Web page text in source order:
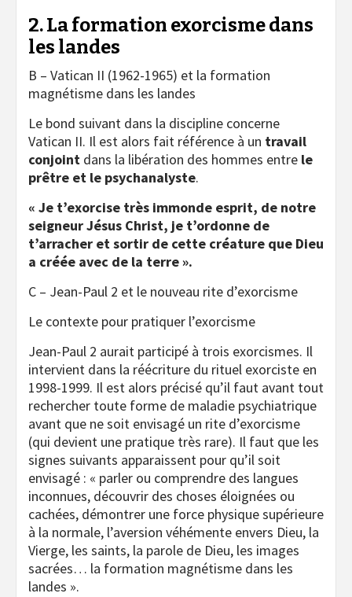
2. La formation exorcisme dans
les landes
B – Vatican II (1962-1965) et la formation
magnétisme dans les landes
Le bond suivant dans la discipline concerne
Vatican II. Il est alors fait référence à un travail
conjoint dans la libération des hommes entre le
prêtre et le psychanalyste.
« Je t’exorcise très immonde esprit, de notre
seigneur Jésus Christ, je t’ordonne de
t’arracher et sortir de cette créature que Dieu
a créée avec de la terre ».
C – Jean-Paul 2 et le nouveau rite d’exorcisme
Le contexte pour pratiquer l’exorcisme
Jean-Paul 2 aurait participé à trois exorcismes. Il
intervient dans la réécriture du rituel exorciste en
1998-1999. Il est alors précisé qu’il faut avant tout
rechercher toute forme de maladie psychiatrique
avant que ne soit envisagé un rite d’exorcisme
(qui devient une pratique très rare). Il faut que les
signes suivants apparaissent pour qu’il soit
envisagé : « parler ou comprendre des langues
inconnues, découvrir des choses éloignées ou
cachées, démontrer une force physique supérieure
à la normale, l’aversion véhémente envers Dieu, la
Vierge, les saints, la parole de Dieu, les images
sacrées… la formation magnétisme dans les
landes ».